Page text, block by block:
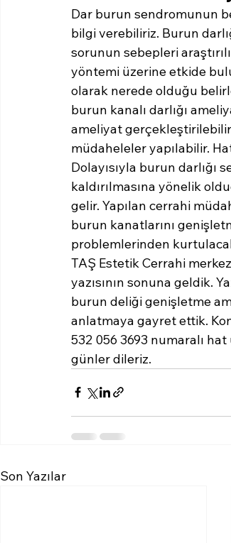
Dar burun sendromunun
bilgi verebiliriz. Burun
sorunun sebepleri
yöntemi üzerine etkide
olarak nerede olduğu
burun kanalı darlığı
ameliyat
müdaheleler yapılabilir.
Dolayısıyla burun darlığı
kaldırılmasına yönelik
gelir. Yapılan cerrahi
burun kanatlarını
problemlerinden
TAŞ Estetik Cerrahi
yazısının sonuna geldik.
burun deliği genişletme
anlatmaya gayret ettik.
532 056 3693 numaralı
günler dileriz.
Son Yazılar